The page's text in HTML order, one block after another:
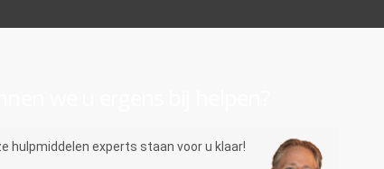
hulpmiddelen experts staan voor u klaar!